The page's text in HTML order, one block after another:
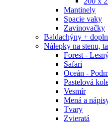
Mantinely
Spacie vaky
Zavinovačky
Baldachýny +
Nálepky na stenu,
Forest -
Safari
Oceán -
Pastelová
Vesmír
Mená a
Tvary
Zvieratá